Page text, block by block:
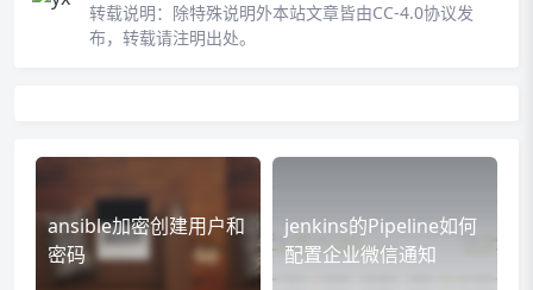
转载说明： 除特殊说明外本站文章皆由CC-4.0协议发
布，转载请注明出处。
ansible加密创建用户和
密码
jenkins的Pipeline如何
配置企业微信通知